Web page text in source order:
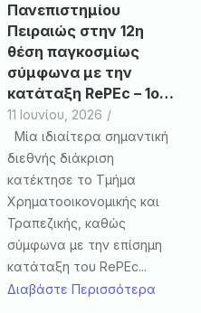
Πανεπιστημίου
Πειραιώς στην 12η
θέση παγκοσμίως
σύμφωνα με την
κατάταξη RePEc – 1ο…
11 Ιουνίου, 2026 /
Μία ιδιαίτερα σημαντική
διεθνής διάκριση
κατέκτησε το Τμήμα
Χρηματοοικονομικής και
Τραπεζικής, καθώς
σύμφωνα με την επίσημη
κατάταξη του RePEc...
Διαβάστε Περισσότερα